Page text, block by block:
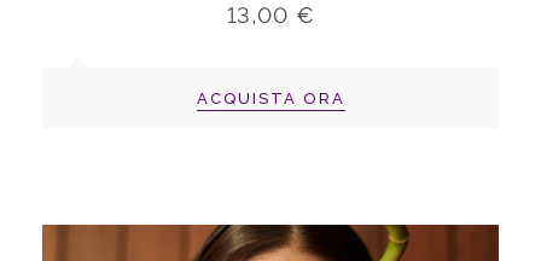
13,00 €
ACQUISTA ORA